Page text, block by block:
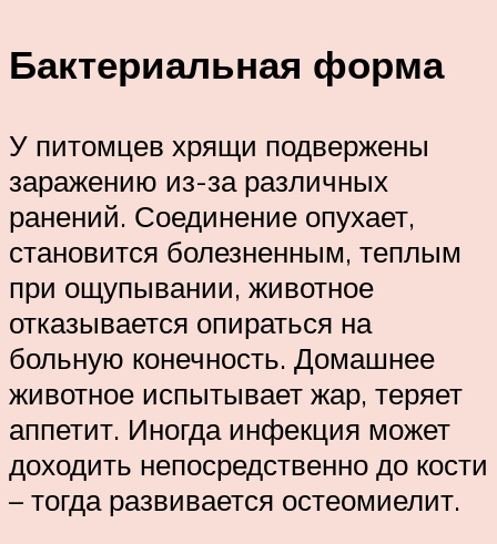
Бактериальная форма
У питомцев хрящи подвержены
заражению из-за различных
ранений. Соединение опухает,
становится болезненным, теплым
при ощупывании, животное
отказывается опираться на
больную конечность. Домашнее
животное испытывает жар, теряет
аппетит. Иногда инфекция может
доходить непосредственно до кости
– тогда развивается остеомиелит.